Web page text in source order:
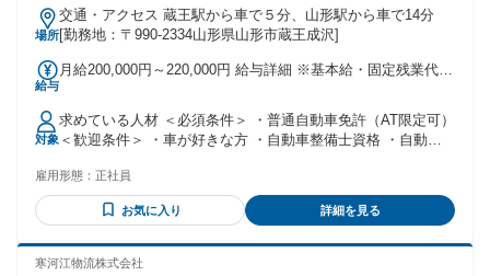
場所
交通・アクセス 蔵王駅から車で５分、山形駅から車で14分
[勤務地：〒990-2334山形県山形市蔵王成沢]
給与
月給200,000円～220,000円 給与詳細 ※基本給・固定残業代の
あたり2万円（固定残業時間：1ヶ月あたり0時間0分 〜 11時
間） 固定残業時間を超えた勤務時間については別途残業代を
支給する 【一律手当】 全員に一律で支払われる通勤・皆勤・
家族手当金額：あり 全員に一律で支払われるその他手当金
賞与：年2回 ┗前年度実績：200000円～400000円 ・整備士資
格取得支援 ┗受講費・教材費を会社負担 ・資格手当：0円〜
45000円 ・子供手当：22歳まで ┗年齢により10000円～30000
円 ・通勤手当：通勤距離に応じて支給 ＜その他補足事項＞
対象
求めている人材 ＜必須条件＞ ・普通自動車免許（AT限定可）
＜歓迎条件＞ ・車が好きな方 ・自動車整備士資格 ・自動車
つけ、自立できる力を持ちたい方 ・人の役に立つ実感を得ら
れる仕事をしたい方 ・安定した環境で、長く働きたい方 ＼未
経験の方も安心！／ 会社全体で整備のプロへの道を 強力にバ
費・教材費を会社負担 ◎無資格から国家資格取得までの 明確
雇用形態： 正社員
お気に入り 詳細を見る
寒河江物流株式会社